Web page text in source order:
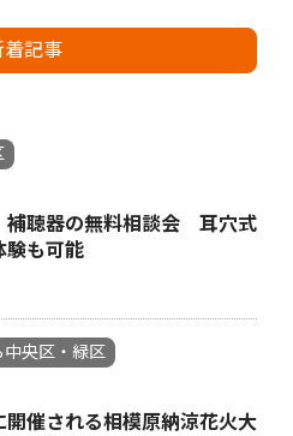
着記事
聴器の無料相談会 耳穴式
験も可能
中央区・緑区
開催される相模原納涼花火大